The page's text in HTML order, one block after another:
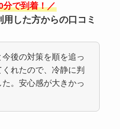
分で到着！／
した方からの口コミ
後の対策を順を追っ
れたので、冷静に判
た。安心感が大きかっ